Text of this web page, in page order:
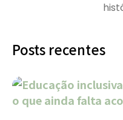
Posts recentes